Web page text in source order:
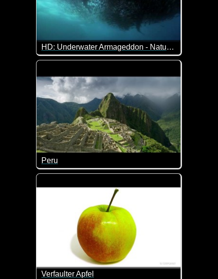
HD: Underwater Armageddon - Nature's Great Events: The Great Tide - BBC One
Dieses Video Unterwasser Armageddon zu
Peru
Land und Leute in Peru in traumhafter Auflösung.
Verfaulter Apfel